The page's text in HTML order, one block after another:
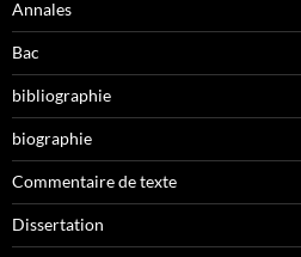
Annales
Bac
bibliographie
biographie
Commentaire de texte
Dissertation